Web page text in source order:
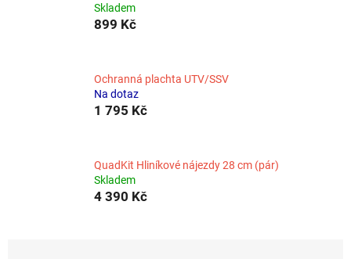
Skladem
899 Kč
Ochranná plachta UTV/SSV
Na dotaz
1 795 Kč
QuadKit Hliníkové nájezdy 28 cm (pár)
Skladem
4 390 Kč